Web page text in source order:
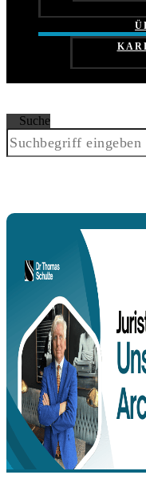
Suche